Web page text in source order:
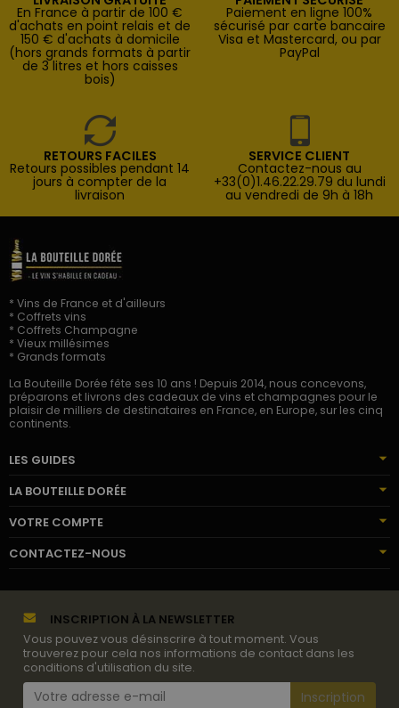
En France à partir de 100 €
d'achats en point relais et de
150 € d'achats à domicile
(hors grands formats à partir
de 3 litres et hors caisses
bois)
Paiement en ligne 100%
sécurisé par carte bancaire
Visa et Mastercard, ou par
PayPal
RETOURS FACILES
Retours possibles pendant 14
jours à compter de la
livraison
SERVICE CLIENT
Contactez-nous au
+33(0)1.46.22.29.79 du lundi
au vendredi de 9h à 18h
* Vins de France et d'ailleurs
* Coffrets vins
* Coffrets Champagne
* Vieux millésimes
* Grands formats
La Bouteille Dorée fête ses 10 ans ! Depuis 2014, nous concevons,
préparons et livrons des cadeaux de vins et champagnes pour le
plaisir de milliers de destinataires en France, en Europe, sur les cinq
continents.
LES GUIDES
LA BOUTEILLE DORÉE
VOTRE COMPTE
CONTACTEZ-NOUS
INSCRIPTION À LA NEWSLETTER
Vous pouvez vous désinscrire à tout moment. Vous
trouverez pour cela nos informations de contact dans les
conditions d'utilisation du site.